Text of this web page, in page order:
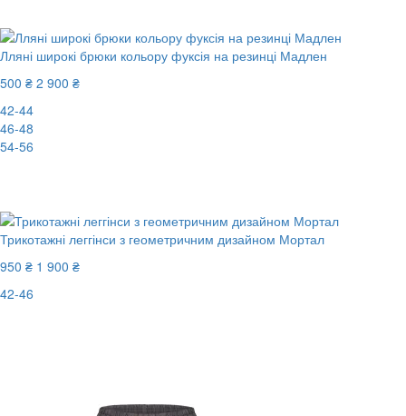
Лляні широкі брюки кольору фуксія на резинці Мадлен
500 ₴ 2 900 ₴
42-44
46-48
54-56
Трикотажні леггінси з геометричним дизайном Мортал
950 ₴ 1 900 ₴
42-46